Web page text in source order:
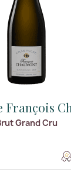
François
Grand Cru